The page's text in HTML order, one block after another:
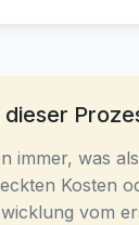
dieser
immer, was
Kosten
vom